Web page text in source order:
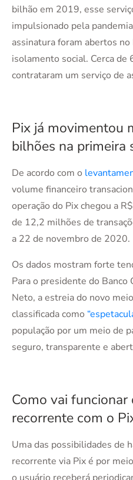
bilhão em 2019, esse
impulsionado pela
assinatura foram abertos
isolamento social. Cerca
contrataram um serviço de
Pix já movimentou
bilhões na primeira
De acordo com o
volume financeiro
operação do Pix chegou a
de 12,2 milhões de
a 22 de novembro de 2020.
Os dados mostram forte
Para o presidente do
Neto, a estreia do novo
classificada como
população por um meio de
seguro, transparente e
Como vai
recorrente com o
Uma das possibilidades de
recorrente via Pix é por